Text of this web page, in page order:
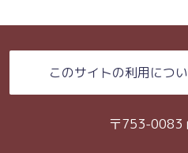
このサイトの利用につ
〒753-0083